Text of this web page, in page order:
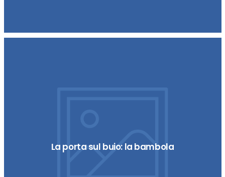
La porta sul buio: la bambola